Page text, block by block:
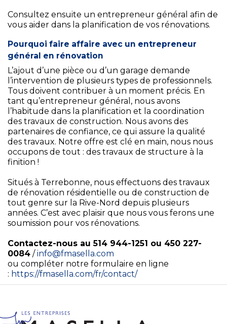
Consultez ensuite un entrepreneur général afin de
vous aider dans la planification de vos rénovations.
Pourquoi faire affaire avec un entrepreneur
général en rénovation
L’ajout d’une pièce ou d’un garage demande
l’intervention de plusieurs types de professionnels.
Tous doivent contribuer à un moment précis. En
tant qu’entrepreneur général, nous avons
l’habitude dans la planification et la coordination
des travaux de construction. Nous avons des
partenaires de confiance, ce qui assure la qualité
des travaux. Notre offre est clé en main, nous nous
occupons de tout : des travaux de structure à la
finition !
Situés à Terrebonne, nous effectuons des travaux
de rénovation résidentielle ou de construction de
tout genre sur la Rive-Nord depuis plusieurs
années. C’est avec plaisir que nous vous ferons une
soumission pour vos rénovations.
Contactez-nous au 514 944-1251 ou 450 227-
0084 /info@fmasella.com
ou compléter notre formulaire en ligne
: https://fmasella.com/fr/contact/